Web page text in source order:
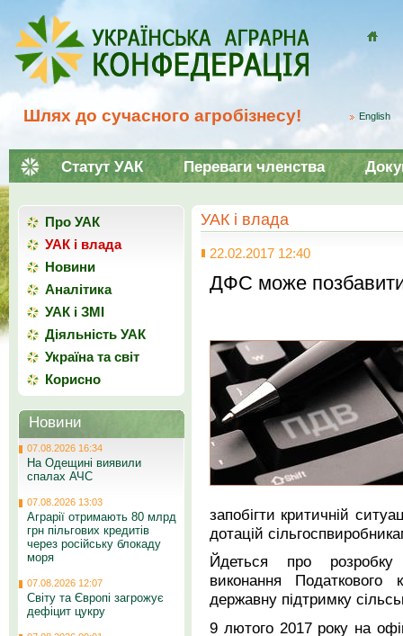
Шлях до сучасного агробізнесу! English
Статут УАК Переваги членства
УАК і влада
22.02.2017 12:40
ДФС може позбавити
запобігти критичній
дотацій
Йдеться про розробку
виконання
державну підтримку
9 лютого 2017 року на
Про УАК
УАК і влада
Новини
Аналітика
УАК і ЗМІ
Діяльність УАК
Україна та світ
Корисно
Новини
07.08.2026 16:34
На Одещині виявили
спалах АЧС
07.08.2026 13:03
Аграрії отримають 80 млрд
грн пільгових кредитів
через російську блокаду
моря
07.08.2026 12:07
Світу та Європі загрожує
дефіцит цукру